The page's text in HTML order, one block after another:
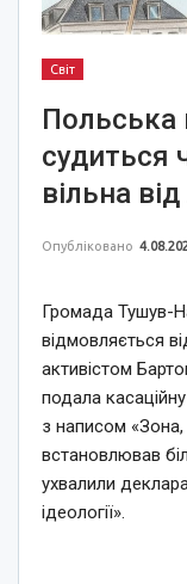
Світ
Польська
судиться
вільна
Опубліковано
Громада Тушув-
відмовляється
активістом
подала
з написом «Зона,
встановлював
ухвалили
ідеології».